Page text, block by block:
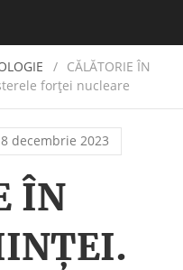
CĂLĂTORIE ÎN
forței nucleare
8 decembrie 2023
ÎN